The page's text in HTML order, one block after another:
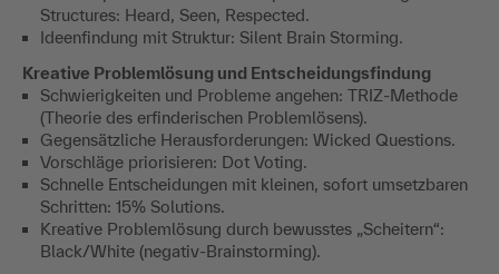
Structures: Heard, Seen, Respected.
Ideenfindung mit Struktur: Silent Brain Storming.
Kreative Problemlösung und Entscheidungsfindung
Schwierigkeiten und Probleme angehen: TRIZ-Methode
(Theorie des erfinderischen Problemlösens).
Gegensätzliche Herausforderungen: Wicked Questions.
Vorschläge priorisieren: Dot Voting.
Schnelle Entscheidungen mit kleinen, sofort umsetzbaren
Schritten: 15% Solutions.
Kreative Problemlösung durch bewusstes „Scheitern“:
Black/White (negativ-Brainstorming).